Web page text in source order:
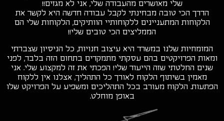
שלי מאושרים מהעבודה שלי, אני לא מגזים!!
הדרך הכי טובה מבחינתי לקבל עבודה חדשה היא לקשר את
הלקוחות המתעניינים ללקוחותיי הוותיקים, הלקוחות שלי הם
הממליצים הכי טובים שלי!!
המומחיות שלנו במשרד היא עיצוב חנויות, כל הניסיון שצברתי
ומאות הפרויקטים בהם עסקתי מתמקדים בתחום הזה בלבד, לפני
שנים החלטתי שזה הייעוד שלי! הפכתי את זה למקצוע שלי. אני
מאמין בשיתוף הלקוח לאורך כל התהליך, אצלנו אין ללקוח
הפתעות. הלקוח מעורב בכל התהליכים ומשפיע על הפרויקט שלו
באופן מוחלט.